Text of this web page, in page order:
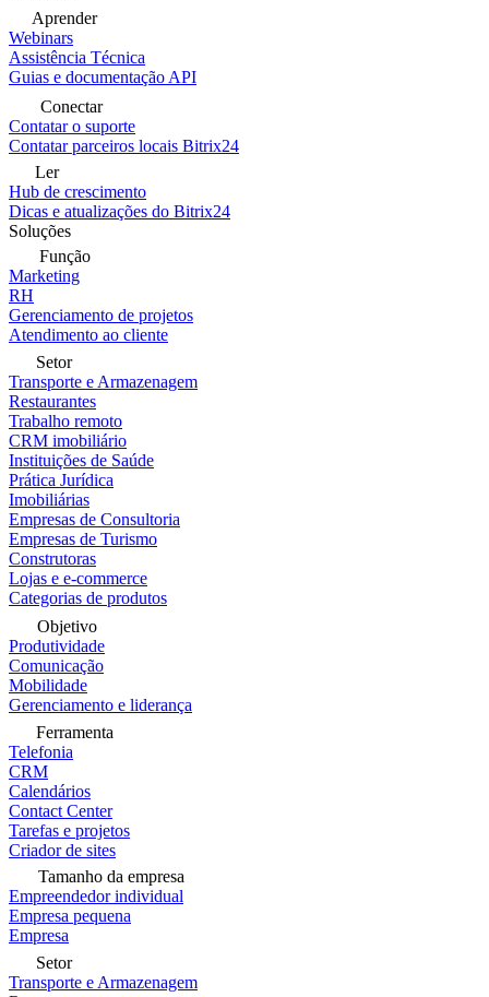
Aprender
Webinars
Assistência Técnica
Guias e documentação API
Conectar
Contatar o suporte
Contatar parceiros locais Bitrix24
Ler
Hub de crescimento
Dicas e atualizações do Bitrix24
Soluções
Função
Marketing
RH
Gerenciamento de projetos
Atendimento ao cliente
Setor
Transporte e Armazenagem
Restaurantes
Trabalho remoto
CRM imobiliário
Instituições de Saúde
Prática Jurídica
Imobiliárias
Empresas de Consultoria
Empresas de Turismo
Construtoras
Lojas e e-commerce
Categorias de produtos
Objetivo
Produtividade
Comunicação
Mobilidade
Gerenciamento e liderança
Ferramenta
Telefonia
CRM
Calendários
Contact Center
Tarefas e projetos
Criador de sites
Tamanho da empresa
Empreendedor individual
Empresa pequena
Empresa
Setor
Transporte e Armazenagem